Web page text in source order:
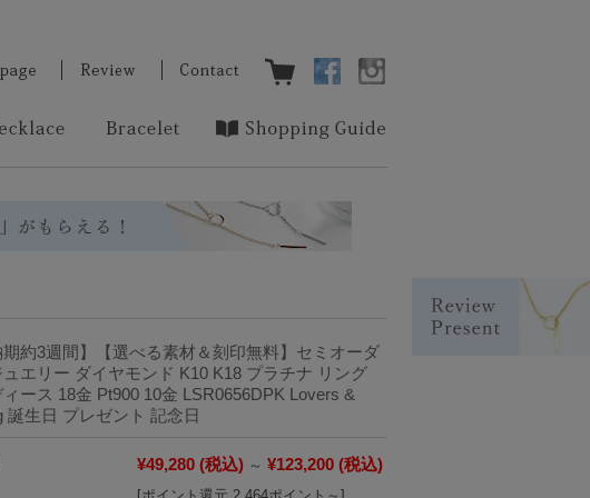
期約3週間】【選べる素材＆刻印無料】セミオーダ
ュエリー ダイヤモンド K10 K18 プラチナ リング
ィース 18金 Pt900 10金 LSR0656DPK Lovers &
誕生日 プレゼント 記念日
¥49,280 (税込) ～ ¥123,200 (税込)